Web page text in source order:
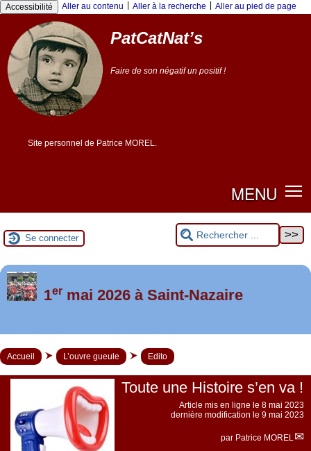
Accessibilité Aller au contenu Aller à la recherche Aller au pied de page
PatCatNat’s
Faire de son négatif un positif !
Site personnel de Patrice MOREL.
MENU
Se connecter
Foutez-nous la paix !
1ermai 2026 à Saint-Nazaire
Accueil L’ouvre gueule Edito
Toute une Histoire s’en va !
Article mis en ligne le 8 mai 2023
dernière modification le 9 mai 2023
par Patrice MOREL